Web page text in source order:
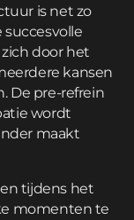
is net zo
succesvolle
door het
kansen
De pre-refrein
wordt
maakt
tijdens het
momenten te